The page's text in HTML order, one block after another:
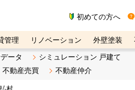
初めての方へ
管理 リノベーション 外壁塗装
ンBiz 不動産売却ご相談デスク
ータ
シミュレーション 戸建て
不動産売買 不動産仲介
村